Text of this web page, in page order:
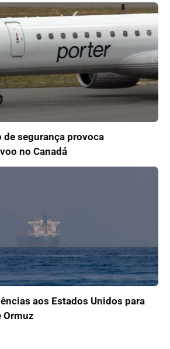
segurança provoca
no Canadá
aos Estados Unidos para
Ormuz